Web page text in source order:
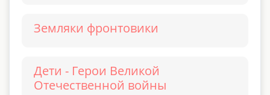
Земляки фронтовики
Дети - Герои Великой
Отечественной войны